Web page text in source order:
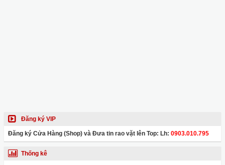
Đăng ký VIP
Đăng ký Cửa Hàng (Shop) và Đưa tin rao vặt lên Top: Lh: 0903.010.795
Thống kê